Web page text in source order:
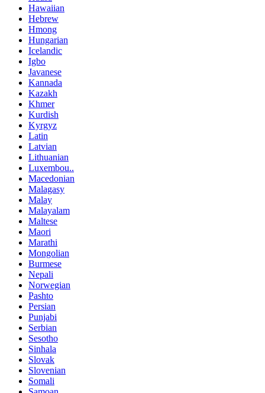
Hawaiian
Hebrew
Hmong
Hungarian
Icelandic
Igbo
Javanese
Kannada
Kazakh
Khmer
Kurdish
Kyrgyz
Latin
Latvian
Lithuanian
Luxembou..
Macedonian
Malagasy
Malay
Malayalam
Maltese
Maori
Marathi
Mongolian
Burmese
Nepali
Norwegian
Pashto
Persian
Punjabi
Serbian
Sesotho
Sinhala
Slovak
Slovenian
Somali